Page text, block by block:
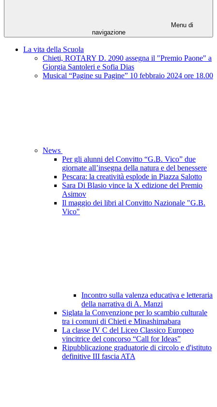
Menu di
navigazione
La vita della Scuola
Chieti, ROTARY D. 2090 assegna il "Premio Paone" a
Giorgia Santoleri e Sofia Dias
Musical “Pagine su Pagine” 10 febbraio 2024 ore 18.00
News
Per gli alunni del Convitto “G.B. Vico” due
giornate all’insegna della natura e del benessere
Pescara: la creatività esplode in Piazza Salotto
Sara Di Blasio vince la X edizione del Premio
Asimov
Il maggio dei libri al Convitto Nazionale "G.B.
Vico"
Incontro sulla valenza educativa e letteraria
della narrativa di A. Manzi
Siglata la Convenzione per lo scambio culturale
tra i comuni di Chieti e Minashimabara
La classe IV C del Liceo Classico Europeo
vincitrice del concorso “Call for Ideas”
Ripubblicazione graduatorie di circolo e d'istituto
definitive III fascia ATA